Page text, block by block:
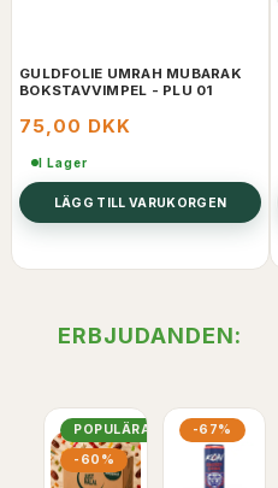
GULDFOLIE UMRAH MUBARAK
BOKSTAVVIMPEL - PLU 01
75,00 DKK
I Lager
LÄGG TILL VARUKORGEN
ERBJUDANDEN:
POPULÄRA
-60%
-67%